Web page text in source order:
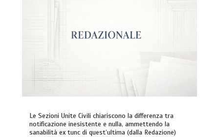
Le Sezioni Unite Civili chiariscono la differenza tra
notificazione inesistente e nulla, ammettendo la
sanabilità ex tunc di quest’ultima (dalla Redazione)